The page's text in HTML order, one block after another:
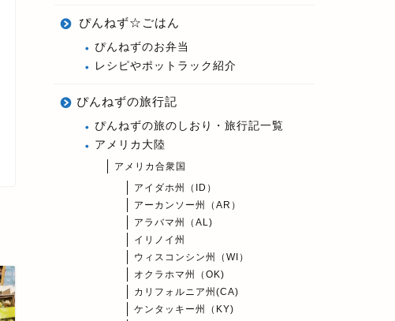
ぴんねず☆ごはん
ぴんねずのお弁当
レシピやポットラック紹介
ぴんねずの旅行記
ぴんねずの旅のしおり・旅行記一覧
アメリカ大陸
アメリカ合衆国
アイダホ州（ID）
アーカンソー州（AR）
アラバマ州（AL)
イリノイ州
ウィスコンシン州（WI）
オクラホマ州（OK)
カリフォルニア州(CA)
ケンタッキー州（KY)